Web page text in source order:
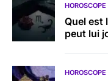
HOROSCOPE
Quel est
peut lui
HOROSCOPE